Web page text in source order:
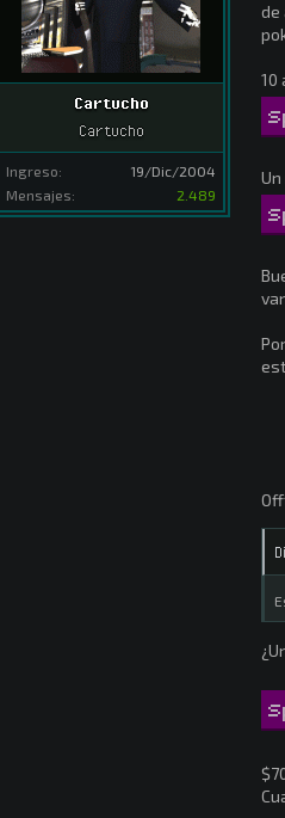
Cartucho
Cartucho
Ingreso:
19/Dic/2004
Mensajes:
2.489
de
10